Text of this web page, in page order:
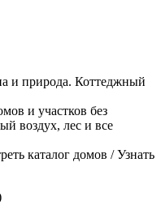
и природа. Коттеджный
и участков без
воздух, лес и все
каталог домов / Узнать